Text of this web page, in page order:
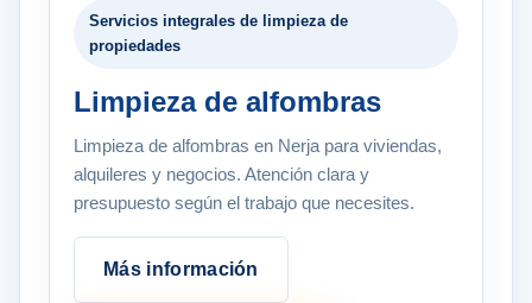
Servicios integrales de limpieza de
propiedades
Limpieza de alfombras
Limpieza de alfombras en Nerja para viviendas,
alquileres y negocios. Atención clara y
presupuesto según el trabajo que necesites.
Más información